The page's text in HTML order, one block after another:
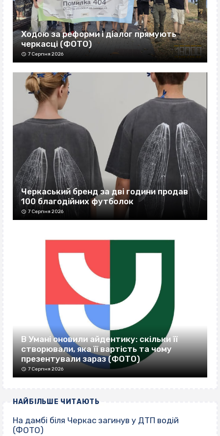
Ходою за реформи і діалог прямують
черкасці (ФОТО)
7 Серпня 2026
Черкаський бренд за дві години продав
100 благодійних футболок
7 Серпня 2026
В Умані оновили айдентику: скільки її
створювали, яка її вартість та чому
презентували зараз (ФОТО)
7 Серпня 2026
НАЙБІЛЬШЕ ЧИТАЮТЬ
На дамбі біля Черкас загинув у ДТП водій
(ФОТО)